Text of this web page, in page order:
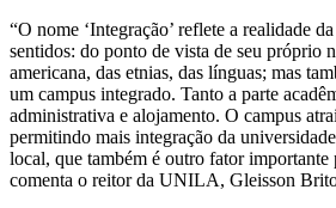
“O nome ‘Integração’ reflete a realidade
sentidos: do ponto de vista de seu próprio
americana, das etnias, das línguas; mas
um campus integrado. Tanto a parte
administrativa e alojamento. O campus
permitindo mais integração da
local, que também é outro fator importante
comenta o reitor da UNILA, Gleisson